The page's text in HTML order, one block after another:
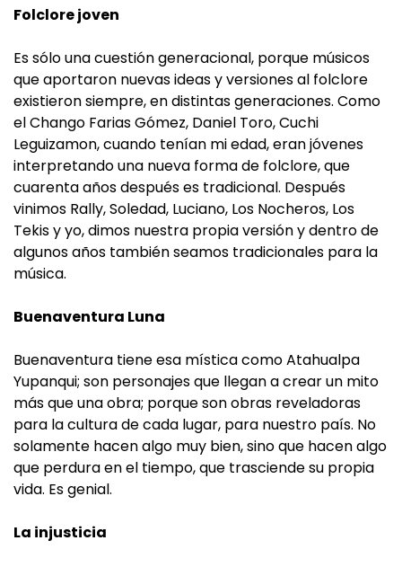
Folclore joven
Es sólo una cuestión generacional, porque músicos
que aportaron nuevas ideas y versiones al folclore
existieron siempre, en distintas generaciones. Como
el Chango Farias Gómez, Daniel Toro, Cuchi
Leguizamon, cuando tenían mi edad, eran jóvenes
interpretando una nueva forma de folclore, que
cuarenta años después es tradicional. Después
vinimos Rally, Soledad, Luciano, Los Nocheros, Los
Tekis y yo, dimos nuestra propia versión y dentro de
algunos años también seamos tradicionales para la
música.
Buenaventura Luna
Buenaventura tiene esa mística como Atahualpa
Yupanqui; son personajes que llegan a crear un mito
más que una obra; porque son obras reveladoras
para la cultura de cada lugar, para nuestro país. No
solamente hacen algo muy bien, sino que hacen algo
que perdura en el tiempo, que trasciende su propia
vida. Es genial.
La injusticia